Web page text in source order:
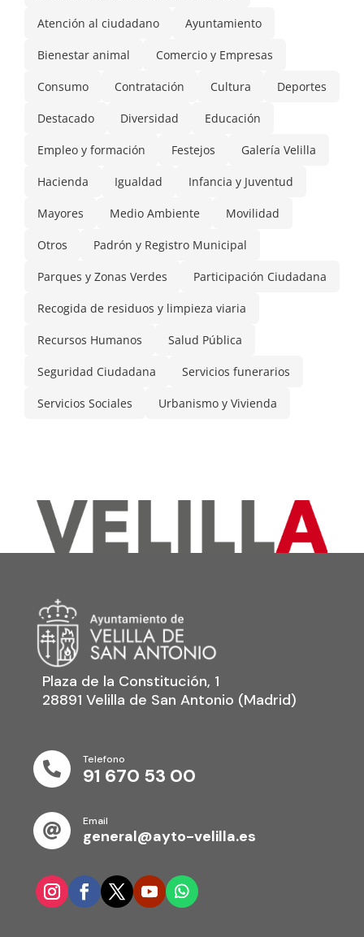
Atención al ciudadano Ayuntamiento
Bienestar animal Comercio y Empresas
Consumo Contratación Cultura Deportes
Destacado Diversidad Educación
Empleo y formación Festejos Galería Velilla
Hacienda Igualdad Infancia y Juventud
Mayores Medio Ambiente Movilidad
Otros Padrón y Registro Municipal
Parques y Zonas Verdes Participación Ciudadana
Recogida de residuos y limpieza viaria
Recursos Humanos Salud Pública
Seguridad Ciudadana Servicios funerarios
Servicios Sociales Urbanismo y Vivienda
Plaza de la Constitución, 1
28891 Velilla de San Antonio (Madrid)

Telefono
91 670 53 00

Email
general@ayto-velilla.es